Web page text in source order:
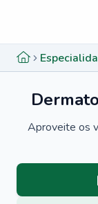
Aproveite os